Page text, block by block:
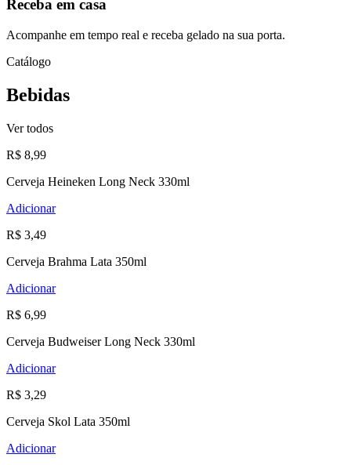
Receba em casa
Acompanhe em tempo real e receba gelado na sua porta.
Catálogo
Bebidas
Ver todos
R$ 8,99
Cerveja Heineken Long Neck 330ml
Adicionar
R$ 3,49
Cerveja Brahma Lata 350ml
Adicionar
R$ 6,99
Cerveja Budweiser Long Neck 330ml
Adicionar
R$ 3,29
Cerveja Skol Lata 350ml
Adicionar